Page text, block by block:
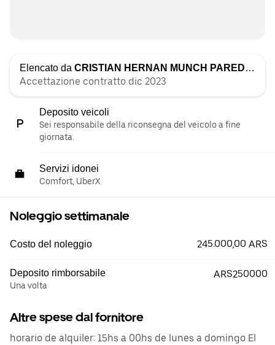
Elencato da CRISTIAN HERNAN MUNCH PAREDES
Accettazione contratto dic 2023
Deposito veicoli
Sei responsabile della riconsegna del veicolo a fine
giornata.
Servizi idonei
Comfort, UberX
Noleggio settimanale
Costo del noleggio 245.000,00 ARS
Deposito rimborsabile
Una volta
ARS250000
Altre spese dal fornitore
horario de alquiler: 15hs a 00hs de lunes a domingo El